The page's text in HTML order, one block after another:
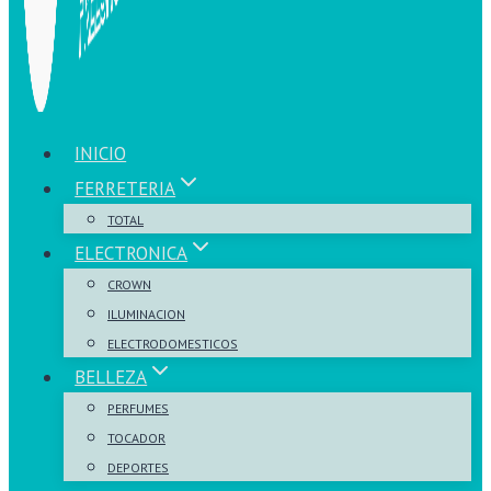
INICIO
FERRETERIA
TOTAL
ELECTRONICA
CROWN
ILUMINACION
ELECTRODOMESTICOS
BELLEZA
PERFUMES
TOCADOR
DEPORTES